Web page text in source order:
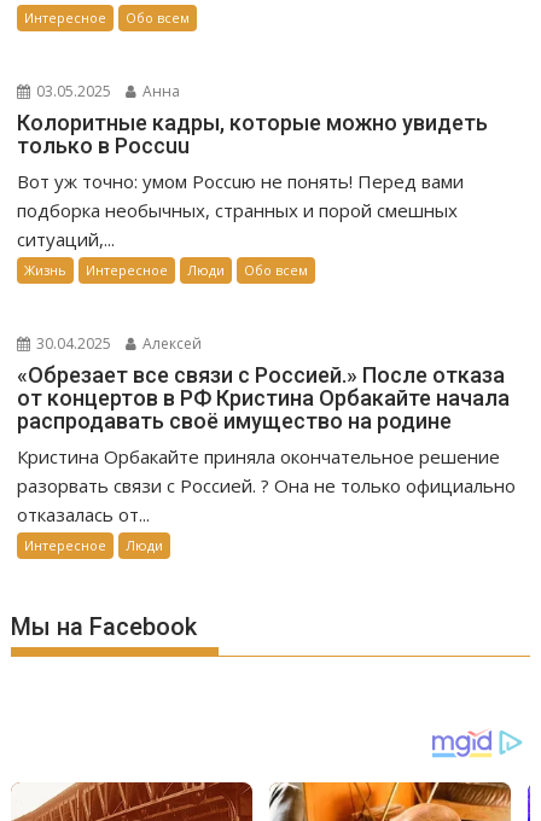
Интересное Обо всем
03.05.2025 Анна
Колоритные кадры, которые можно увидеть
только в Россuu
Вот уж точно: умом Россuю не понять! Перед вами
подборка необычных, странных и порой смешных
ситуаций,...
Жизнь Интересное Люди Обо всем
30.04.2025 Алексей
«Обрезает все связи с Россией.» После отказа
от концертов в РФ Кристина Орбакайте начала
распродавать своё имущество на родине
Кристина Орбакайте приняла окончательное решение
разорвать связи с Россией. ? Она не только официально
отказалась от...
Интересное Люди
Мы на Facebook